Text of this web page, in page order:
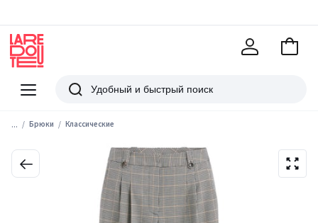
Меню
Redoute
Поиск
В
... Брюки Классические